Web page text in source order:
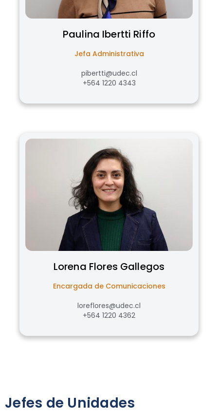
Paulina Ibertti Riffo
Jefa Administrativa
pibertti@udec.cl
+564 1220 4343
Lorena Flores Gallegos
Encargada de Comunicaciones
loreflores@udec.cl
+564 1220 4362
Jefes de Unidades